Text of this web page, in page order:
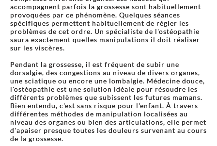
accompagnent parfois la grossesse sont habituellement
provoquées par ce phénomène. Quelques séances
spécifiques permettent habituellement de régler les
problèmes de cet ordre. Un spécialiste de l'ostéopathie
saura exactement quelles manipulations il doit réaliser
sur les viscères.
Pendant la grossesse, il est fréquent de subir une
dorsalgie, des congestions au niveau de divers organes,
une sciatique ou encore une lombalgie. Médecine douce,
l'ostéopathie est une solution idéale pour résoudre les
différents problèmes que subissent les futures mamans.
Bien entendu, c'est sans risque pour l'enfant. À travers
différentes méthodes de manipulation localisées au
niveau des organes ou bien des articulations, elle permet
d'apaiser presque toutes les douleurs survenant au cours
de la grossesse.